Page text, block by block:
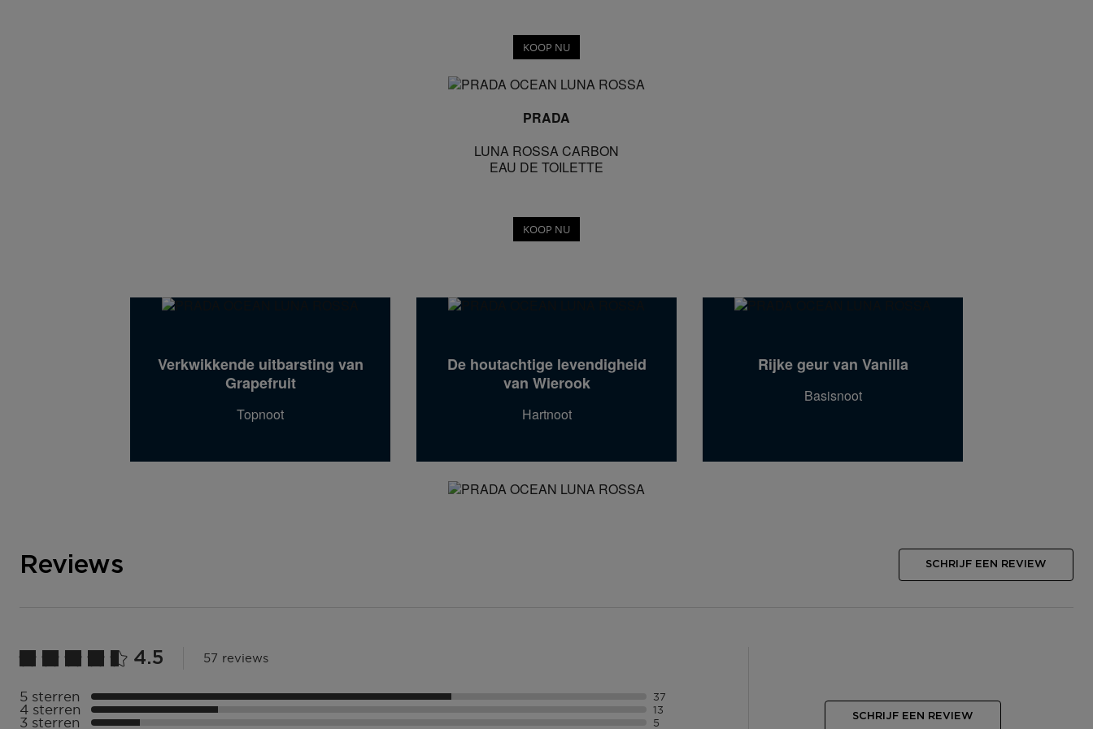
KOOP NU
PRADA
LUNA ROSSA CARBON
EAU DE TOILETTE
KOOP NU
Verkwikkende uitbarsting van
Grapefruit
Topnoot
De houtachtige levendigheid
van Wierook
Hartnoot
Rijke geur van Vanilla
Basisnoot
Reviews SCHRIJF EEN REVIEW
4.5 57 reviews
Selecteer ({numberOfReviews}} met 5 sterren
5 sterren
37
Selecteer ({numberOfReviews}} met 4 sterren
4 sterren
13
3 sterren 5
SCHRIJF EEN REVIEW